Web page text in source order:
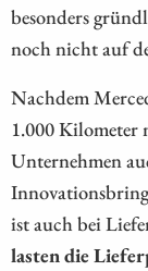
besonders
noch nicht auf
Nachdem
1.000 Kilometer
Unternehmen
ist auch bei
lasten die